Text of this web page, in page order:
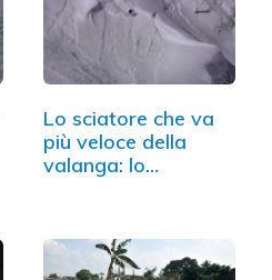
Lo sciatore che va
più veloce della
valanga: lo…